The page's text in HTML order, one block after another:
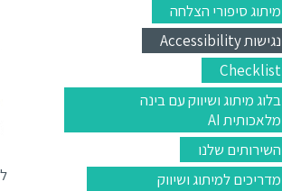
מיתוג סיפורי הצלחה
נגישות Accessibility
Checklist
בלוג מיתוג ושיווק עם בינה
מלאכותית AI
השירותים שלנו
מדריכים למיתוג ושיווק